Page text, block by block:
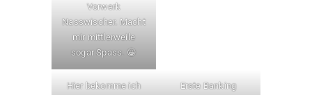
Vorwerk
Nasswischer. Macht
mir mittlerweile
sogar Spass. 😀
Hier bekomme ich
Erste Banking